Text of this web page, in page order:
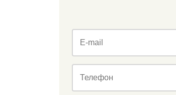
E-mail
Телефон